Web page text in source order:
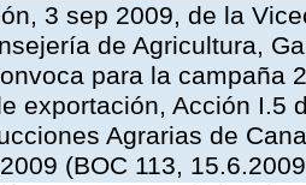
3 sep 2009, de la
de Agricultura,
para la campaña
exportación, Acción I.5
Agrarias de
(BOC 113,